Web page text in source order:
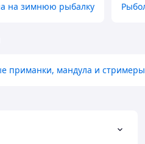
на зимнюю рыбалку
приманки, мандула и стримеры